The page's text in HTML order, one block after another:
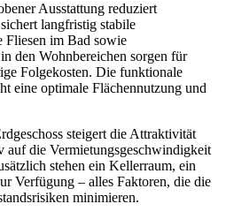
Ausstattung reduziert
langfristig stabile
Fliesen im Bad sowie
den Wohnbereichen sorgen für
Folgekosten. Die funktionale
eine optimale Flächennutzung und
steigert die Attraktivität
die Vermietungsgeschwindigkeit
stehen ein Kellerraum, ein
Verfügung – alles Faktoren, die die
minimieren.